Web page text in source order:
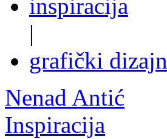
inspiracija
|
grafički dizajn
Nenad Antić
Inspiracija